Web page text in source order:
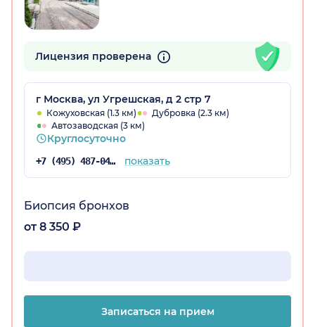
Лицензия проверена
г Москва, ул Угрешская, д 2 стр 7
Кожуховская (1.3 км)
Дубровка (2.3 км)
Автозаводская (3 км)
Круглосуточно
+7 (495) 487-04-28 показать
Биопсия бронхов
от 8 350 ₽
Записаться на прием